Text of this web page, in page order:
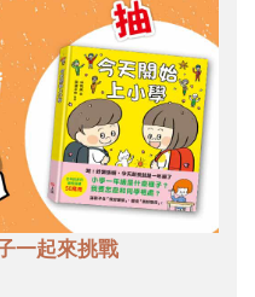
一起來挑戰